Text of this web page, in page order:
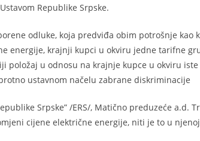
Republike Srpske.
odluke, koja predviđa obim potrošnje kao
energije, krajnji kupci u okviru jedne tarifne
položaj u odnosu na krajnje kupce u okviru
ustavnom načelu zabrane diskriminacije
Srpske” /ERS/, Matično preduzeće a.d.
cijene električne energije, niti je to u